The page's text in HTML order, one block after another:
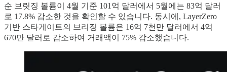
순 브릿징 볼륨이 4월 기준 101억 달러에서 5월에는 83억 달러
로 17.8% 감소한 것을 확인할 수 있습니다. 동시에, LayerZero
기반 스타게이트의 브리징 볼륨은 16억 7천만 달러에서 4억
670만 달러로 감소하여 거래액이 75% 감소했습니다.